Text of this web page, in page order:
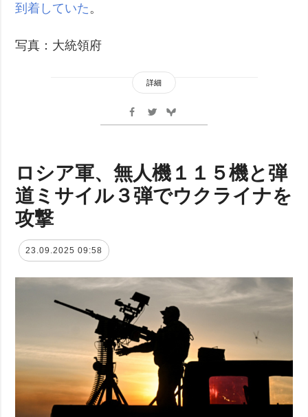
到着していた 。
写真：大統領府
詳細
ロシア軍、無人機１１５機と弾
道ミサイル３弾でウクライナを
攻撃
23.09.2025 09:58